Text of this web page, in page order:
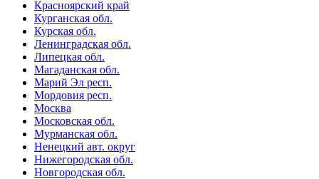
Красноярский край
Курганская обл.
Курская обл.
Ленинградская обл.
Липецкая обл.
Магаданская обл.
Марий Эл респ.
Мордовия респ.
Москва
Московская обл.
Мурманская обл.
Ненецкий авт. округ
Нижегородская обл.
Новгородская обл.